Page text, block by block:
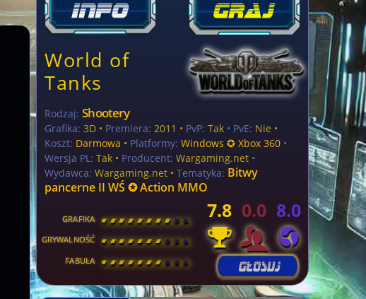
World of
Tanks
Rodzaj: Shootery
Grafika: 3D • Premiera: 2011 • PvP: Tak • PvE: Nie •
Koszt: Darmowa • Platformy: Windows ✪ Xbox 360 •
Wersja PL: Tak • Producent: Wargaming.net •
Wydawca: Wargaming.net •Tematyka: Bitwy
pancerne II WŚ ✪ Action MMO
GRAFIKA [ \ \ \ \ \ \ \ \ ]
GRYWALNOŚĆ [ \ \ \ \ \ \ \ \ ]
FABUŁA [ \ \ \ \ \ \ \ \ ]
7.8 0.0 8.0